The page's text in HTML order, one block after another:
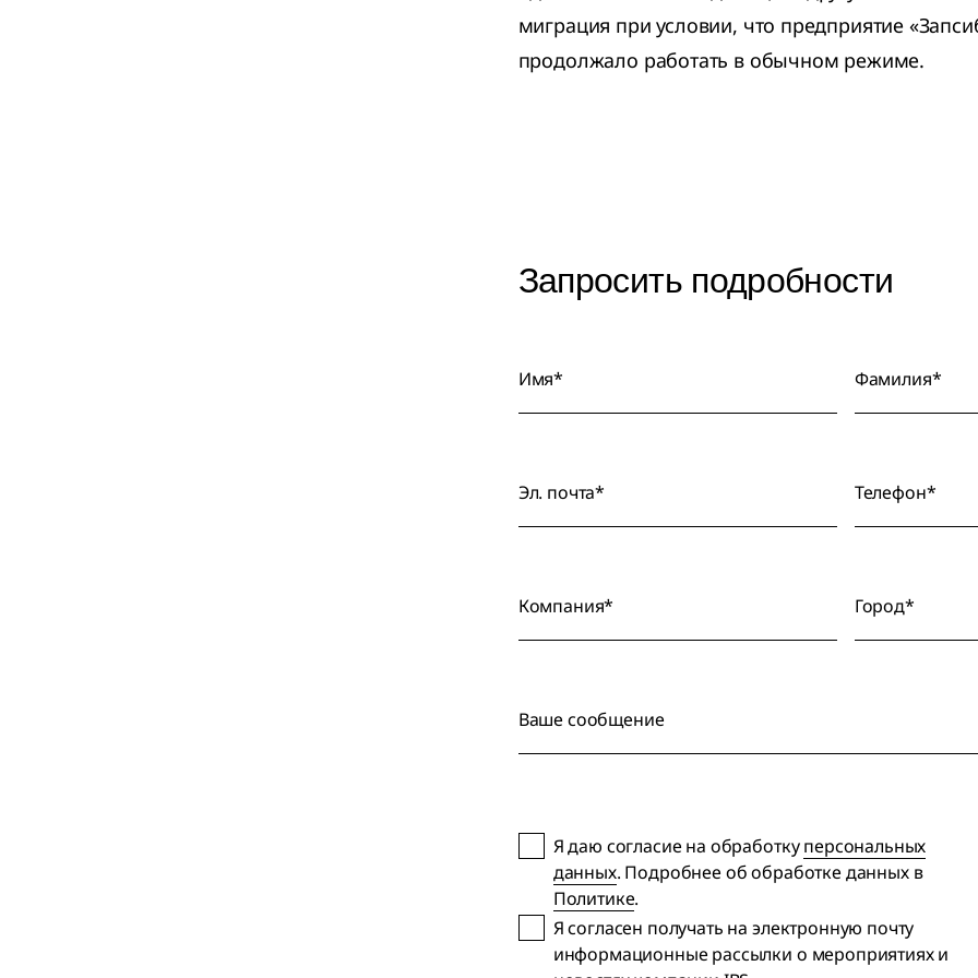
миграция при условии, что предприятие
продолжало работать в обычном режиме.
Запросить подробности
Имя* Фамилия*
Эл. почта* Телефон*
Компания* Город*
Ваше сообщение
Я даю согласие на обработкуперсональных
данных. Подробнее об обработке данных в
Политике.
Я согласен получать на электронную почту
информационные рассылки о мероприятиях и